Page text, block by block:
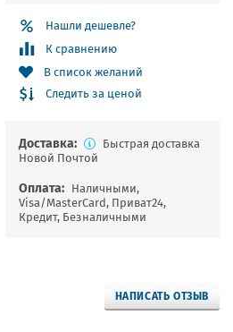
Нашли дешевле?
К сравнению
В список желаний
Следить за ценой
Доставка:
Быстрая доставка
Новой Почтой
Оплата: Наличными,
Visa/MasterCard, Приват24,
Кредит, Безналичными
НАПИСАТЬ ОТЗЫВ